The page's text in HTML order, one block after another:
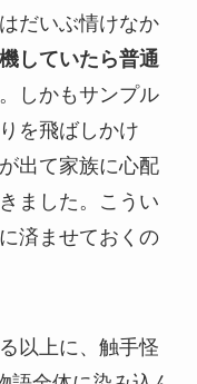
だいぶ情けなか
していたら普通
しかもサンプル
を飛ばしかけ
出て家族に心配
ました。こうい
済ませておくの
以上に、触手怪